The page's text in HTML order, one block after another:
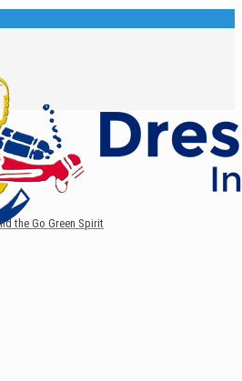
the Go Green Spirit